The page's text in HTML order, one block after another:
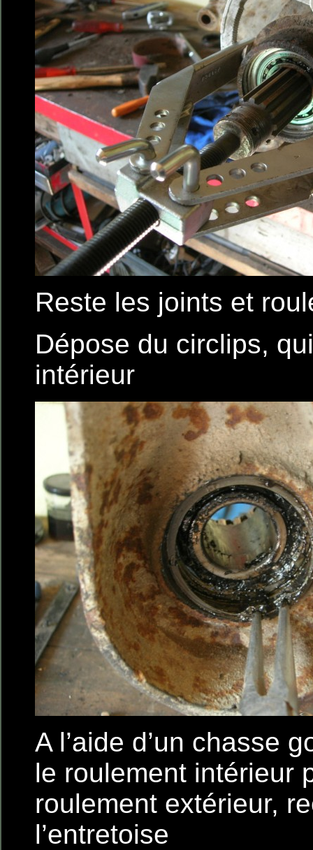
Reste les joints et
Dépose du circlips,
intérieur
A l’aide d’un chasse
le roulement intérieur
roulement extérieur,
l’entretoise